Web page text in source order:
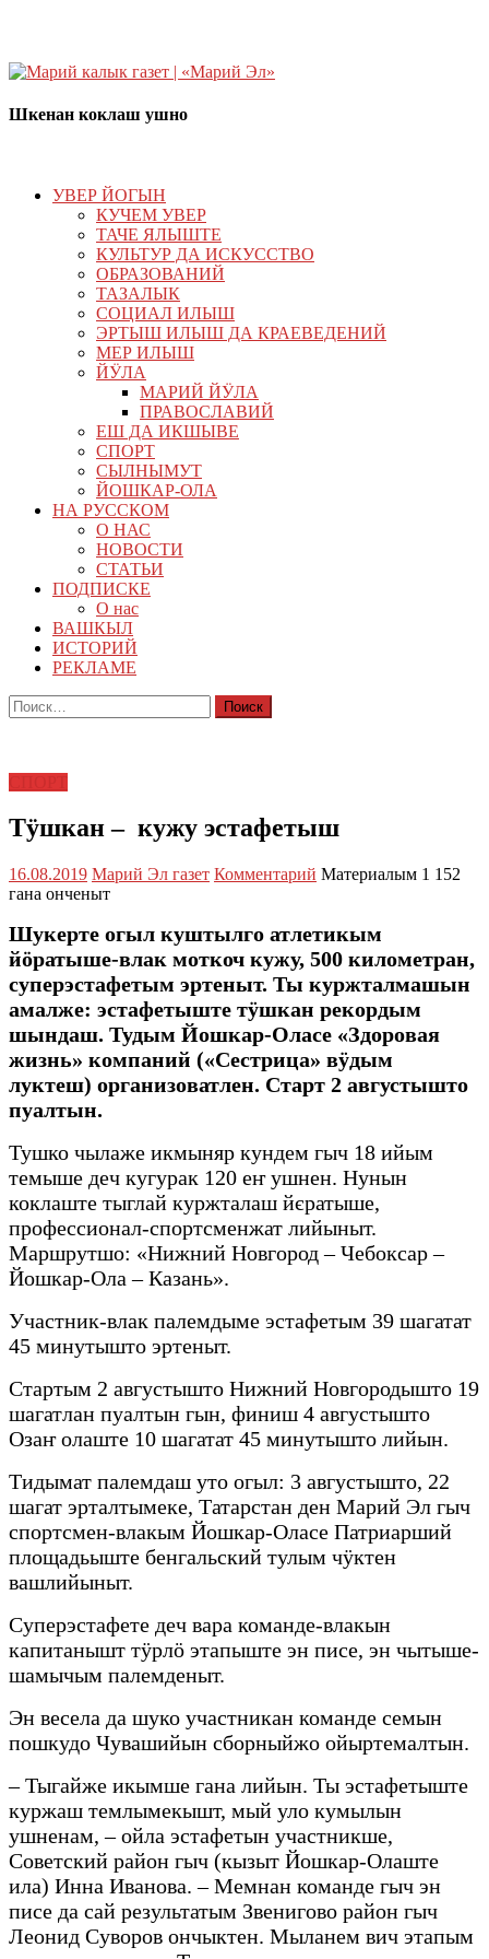
Шкенан коклаш ушно
УВЕР ЙОГЫН
КУЧЕМ УВЕР
ТАЧЕ ЯЛЫШТЕ
КУЛЬТУР ДА ИСКУССТВО
ОБРАЗОВАНИЙ
ТАЗАЛЫК
СОЦИАЛ ИЛЫШ
ЭРТЫШ ИЛЫШ ДА КРАЕВЕДЕНИЙ
МЕР ИЛЫШ
ЙӰЛА
МАРИЙ ЙӰЛА
ПРАВОСЛАВИЙ
ЕШ ДА ИКШЫВЕ
СПОРТ
СЫЛНЫМУТ
ЙОШКАР-ОЛА
НА РУССКОМ
О НАС
НОВОСТИ
СТАТЬИ
ПОДПИСКЕ
О нас
ВАШКЫЛ
ИСТОРИЙ
РЕКЛАМЕ
Найти:
Тӱшкан – кужу эстафетыш
16.08.2019 Марий Эл газет Комментарий Материалым 1 152
гана онченыт
Шукерте огыл куштылго атлетикым
йӧратыше-влак моткоч кужу, 500 километран,
суперэстафетым эртеныт. Ты куржталмашын
амалже: эстафетыште тӱшкан рекордым
шындаш. Тудым Йошкар-Оласе «Здоровая
жизнь» компаний («Сестрица» вӱдым
луктеш) организоватлен. Старт 2 августышто
пуалтын.
Тушко чылаже икмыняр кундем гыч 18 ийым
темыше деч кугурак 120 еҥ ушнен. Нунын
коклаште тыглай куржталаш йєратыше,
профессионал-спортсменжат лийыныт.
Маршрутшо: «Нижний Новгород – Чебоксар –
Йошкар-Ола – Казань».
Участник-влак палемдыме эстафетым 39 шагатат
45 минутышто эртеныт.
Стартым 2 августышто Нижний Новгородышто 19
шагатлан пуалтын гын, финиш 4 августышто
Озаҥ олаште 10 шагатат 45 минутышто лийын.
Тидымат палемдаш уто огыл: 3 августышто, 22
шагат эрталтымеке, Татарстан ден Марий Эл гыч
спортсмен-влакым Йошкар-Оласе Патриарший
площадьыште бенгальский тулым чӱктен
вашлийыныт.
Суперэстафете деч вара команде-влакын
капитанышт тӱрлӧ этапыште эн писе, эн чытыше-
шамычым палемденыт.
Эн весела да шуко участникан команде семын
пошкудо Чувашийын сборныйжо ойыртемалтын.
– Тыгайже икымше гана лийын. Ты эстафетыште
куржаш темлымекышт, мый уло кумылын
ушненам, – ойла эстафетын участникше,
Советский район гыч (кызыт Йошкар-Олаште
ила) Инна Иванова. – Мемнан команде гыч эн
писе да сай результатым Звенигово район гыч
Леонид Суворов ончыктен. Мыланем вич этапым